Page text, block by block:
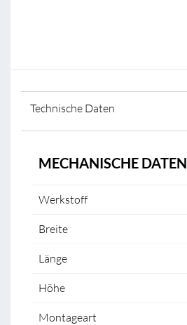
Technische Daten
MECHANISCHE DATEN
Werkstoff
Breite
Länge
Höhe
Montageart